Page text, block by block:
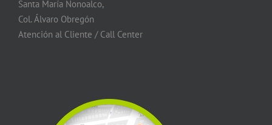
Santa María Nonoalco,
Col. Álvaro Obregón
Atención al Cliente / Call Center